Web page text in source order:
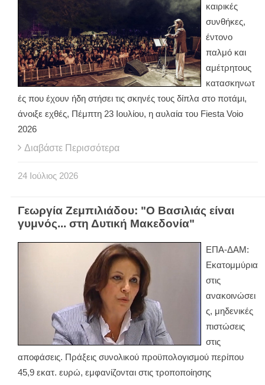
καιρικές
συνθήκες,
έντονο
παλμό και
αμέτρητους
κατασκηνωτ
ές που έχουν ήδη στήσει τις σκηνές τους δίπλα στο ποτάμι,
άνοιξε εχθές, Πέμπτη 23 Ιουλίου, η αυλαία του Fiesta Voio
2026
Διαβάστε Περισσότερα
24 Ιούλιος 2026
Γεωργία Ζεμπιλιάδου: "Ο Βασιλιάς είναι
γυμνός... στη Δυτική Μακεδονία"
ΕΠΑ-ΔΑΜ:
Εκατομμύρια
στις
ανακοινώσει
ς, μηδενικές
πιστώσεις
στις
αποφάσεις. Πράξεις συνολικού προϋπολογισμού περίπου
45,9 εκατ. ευρώ, εμφανίζονται στις τροποποίησης